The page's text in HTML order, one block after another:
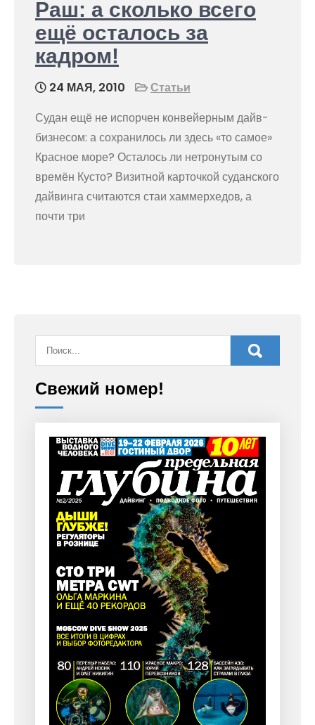
Раш: а сколько всего
ещё осталось за
кадром!
24 МАЯ, 2010
Статьи
Судан ещё не испорчен конвейерным дайв-
бизнесом: а сохранилось ли здесь «то самое»
Красное море? Осталось ли нетронутым со
времён Кусто? Визитной карточкой суданского
дайвинга считаются стаи хаммерхедов, а
почти три
Свежий номер!